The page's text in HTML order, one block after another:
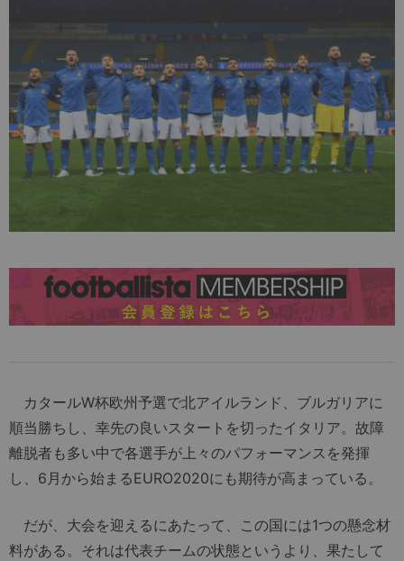
カタールW杯欧州予選で北アイルランド、ブルガリアに
順当勝ちし、幸先の良いスタートを切ったイタリア。故障
離脱者も多い中で各選手が上々のパフォーマンスを発揮
し、6月から始まるEURO2020にも期待が高まっている。
だが、大会を迎えるにあたって、この国には1つの懸念材
料がある。それは代表チームの状態というより、果たして